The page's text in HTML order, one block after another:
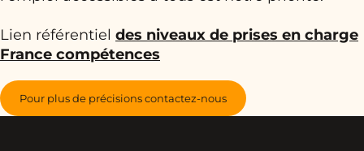
Lien référentiel des niveaux de prises en charge
France compétences
Pour plus de précisions contactez-nous